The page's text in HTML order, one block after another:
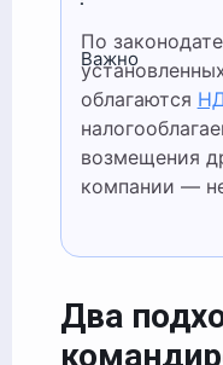
Важно
По законодательству Беларуси суточные в пределах норм,
облагаются
возмещения
компании —
Два